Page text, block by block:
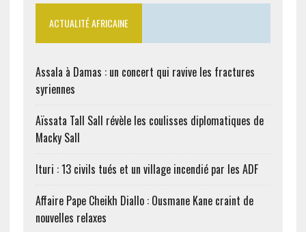
ACTUALITÉ AFRICAINE
Assala à Damas : un concert qui ravive les fractures
syriennes
Aïssata Tall Sall révèle les coulisses diplomatiques de
Macky Sall
Ituri : 13 civils tués et un village incendié par les ADF
Affaire Pape Cheikh Diallo : Ousmane Kane craint de
nouvelles relaxes